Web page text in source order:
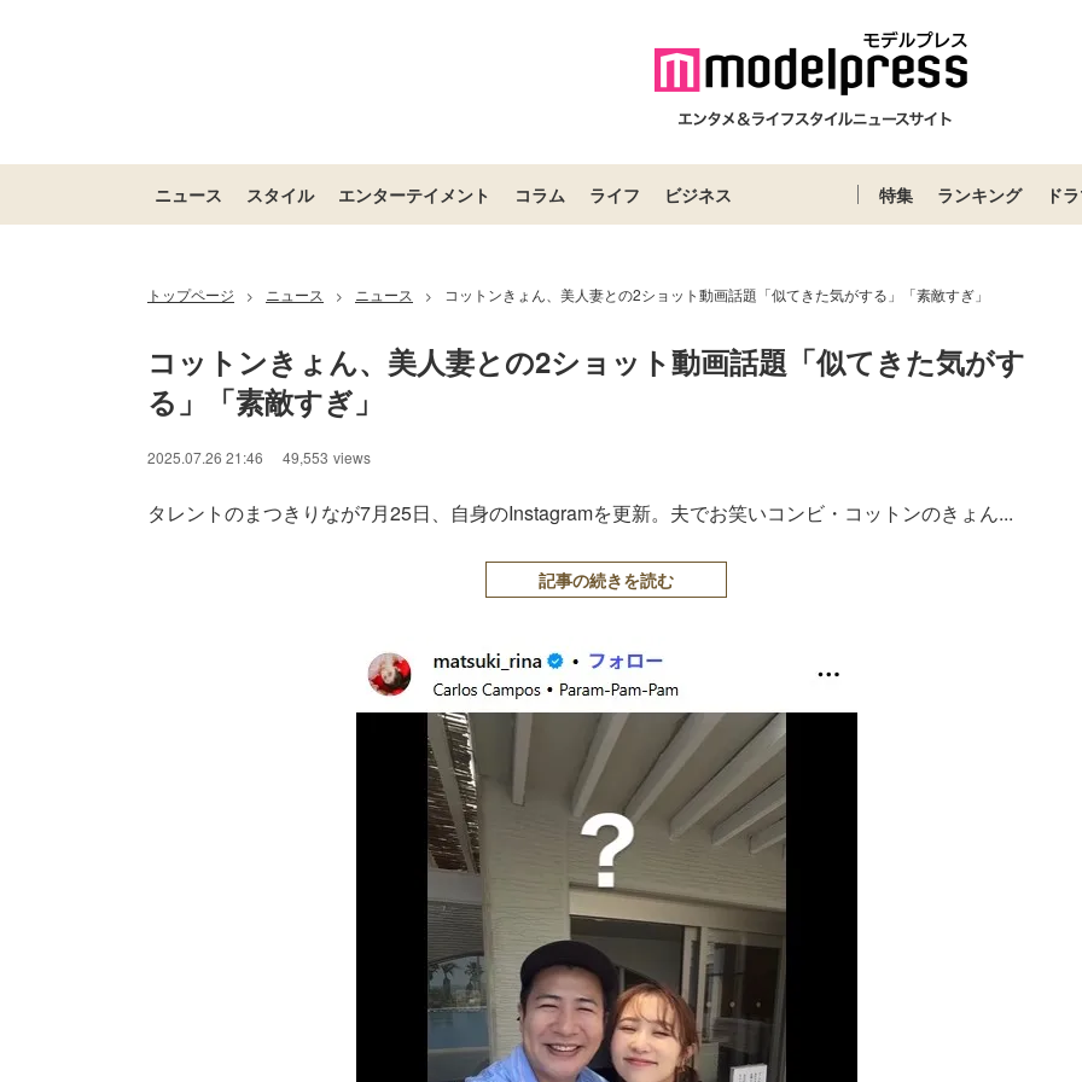
ニュース スタイル エンターテイメント コラム ライフ ビジネス 特集 ランキング ド
トップページ > ニュース > ニュース > コットンきょん、美人妻との2ショット動画話題「似てきた気がする」「素敵すぎ」
コットンきょん、美人妻との2ショット動画話題「似てきた気がす
る」「素敵すぎ」
2025.07.26 21:46 49,553 views
タレントのまつきりなが7月25日、自身のInstagramを更新。夫でお笑いコンビ・コットンのきょん...
記事の続きを読む